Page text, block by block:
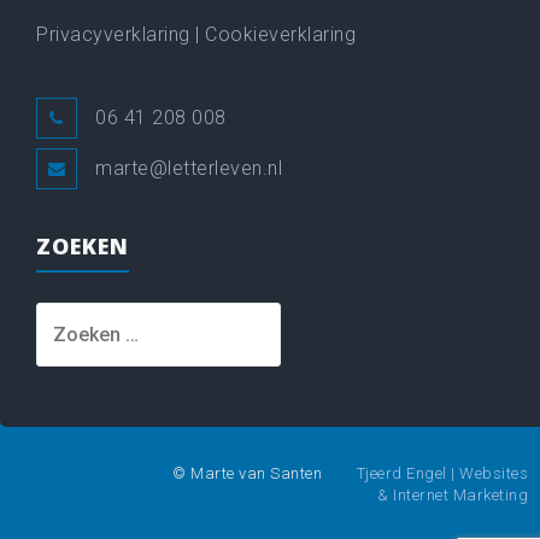
Privacyverklaring | Cookieverklaring
06 41 208 008
marte@letterleven.nl
ZOEKEN
naar:
© Marte van Santen
Tjeerd Engel | Websites
& Internet Marketing